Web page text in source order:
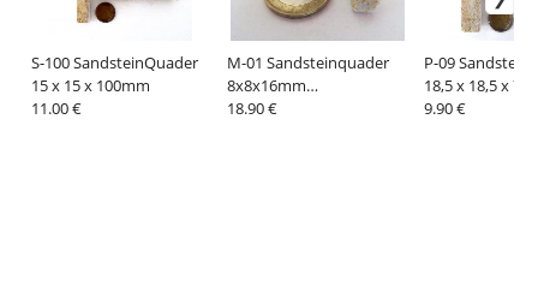
S-100 SandsteinQuader
15 x 15 x 100mm
11.00 €
M-01 Sandsteinquader
8x8x16mm
AUSVERKAUFT
18.90 €
P-09
18,5 x 18,5 x
9.90 €